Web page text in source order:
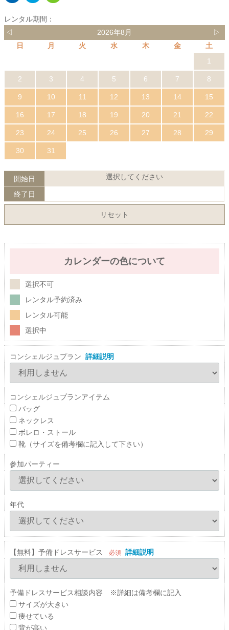
レンタル期間：
◁
2026年8月
▷
日
月 火 水 木 金
土
1
2 3 4 5 6 7 8
9 10 11 12 13 14 15
16 17 18 19 20 21 22
23 24 25 26 27 28 29
30 31
開始日 選択してください
終了日
リセット
カレンダーの色について
選択不可
レンタル予約済み
レンタル可能
選択中
コンシェルジュプラン 詳細説明
コンシェルジュプランアイテム
バッグ
ネックレス
ボレロ・ストール
靴（サイズを備考欄に記入して下さい）
参加パーティー
年代
【無料】予備ドレスサービス 必須 詳細説明
予備ドレスサービス相談内容 ※詳細は備考欄に記入
サイズが大きい
痩せている
背が高い